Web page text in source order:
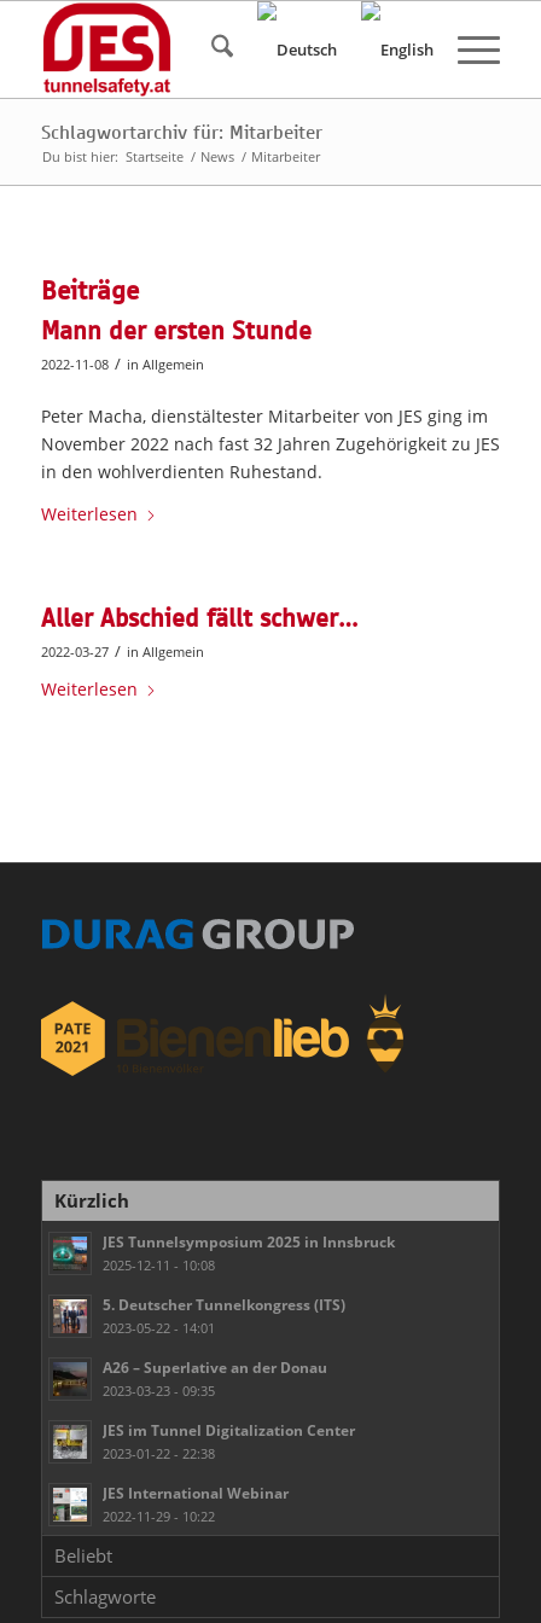
Schlagwortarchiv für: Mitarbeiter
Du bist hier: Startseite / News / Mitarbeiter
Beiträge
Mann der ersten Stunde
2022-11-08 / in Allgemein
Peter Macha, dienstältester Mitarbeiter von JES ging im
November 2022 nach fast 32 Jahren Zugehörigkeit zu JES
in den wohlverdienten Ruhestand.
Weiterlesen
Aller Abschied fällt schwer…
2022-03-27 / in Allgemein
Weiterlesen
Kürzlich
JES Tunnelsymposium 2025 in Innsbruck
2025-12-11 - 10:08
5. Deutscher Tunnelkongress (ITS)
2023-05-22 - 14:01
A26 – Superlative an der Donau
2023-03-23 - 09:35
JES im Tunnel Digitalization Center
2023-01-22 - 22:38
JES International Webinar
2022-11-29 - 10:22
Beliebt
Schlagworte